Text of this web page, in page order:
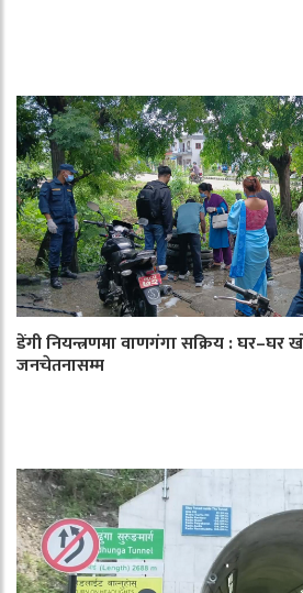
डेंगी नियन्त्रणमा वाणगंगा सक्रिय :
जनचेतनासम्म